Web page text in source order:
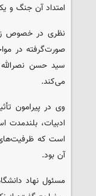
امتداد آن جنگ و
نظری در خصوص
صورت‌گرفته در
سید حسن
می‌کند.
وی در پیرامون
ادبیات،
است که
آن بود.
مسئول نهاد